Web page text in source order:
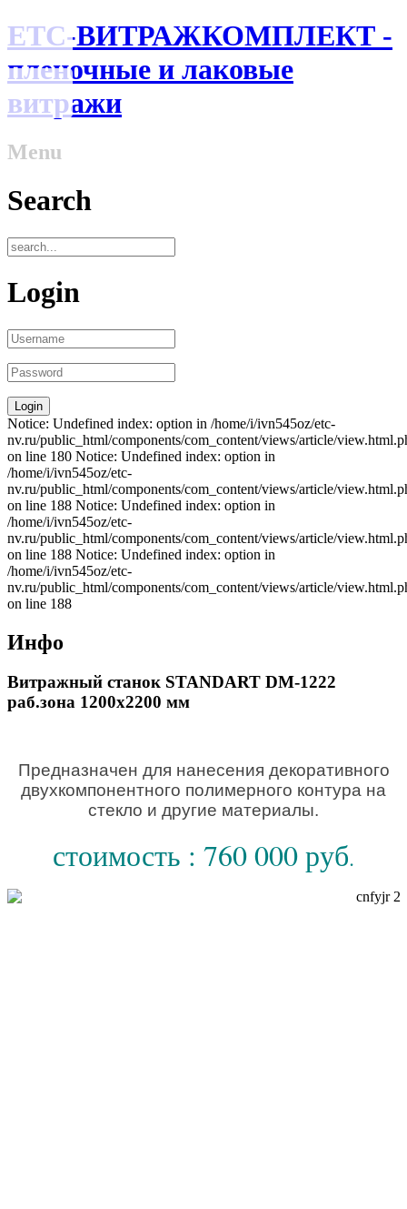
ЕТС-ВИТРАЖКОМПЛЕКТ -
пленочные и лаковые
витражи
Menu
Search
Login
Notice: Undefined index: option in /home/i/ivn545oz/etc-
nv.ru/public_html/components/com_content/views/article/
on line 180 Notice: Undefined index: option in
/home/i/ivn545oz/etc-
nv.ru/public_html/components/com_content/views/article/
on line 188 Notice: Undefined index: option in
/home/i/ivn545oz/etc-
nv.ru/public_html/components/com_content/views/article/
on line 188 Notice: Undefined index: option in
/home/i/ivn545oz/etc-
nv.ru/public_html/components/com_content/views/article/
on line 188
Инфо
Витражный станок STANDART DM-1222
раб.зона 1200х2200 мм
Предназначен для нанесения декоративного
двухкомпонентного полимерного контура на
стекло и другие материалы.
стоимость : 760 000 руб.